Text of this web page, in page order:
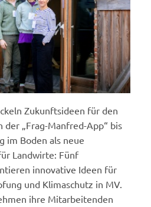
Zukunftsideen für den
der „Frag-Manfred-App“ bis
im Boden als neue
Landwirte: Fünf
innovative Ideen für
und Klimaschutz in MV.
ihre Mitarbeitenden